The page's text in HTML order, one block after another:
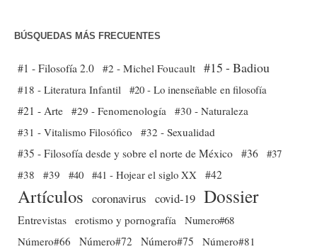
BÚSQUEDAS MÁS FRECUENTES
#1 - Filosofía 2.0 #2 - Michel Foucault #15 - Badiou
#18 - Literatura Infantil #20 - Lo inenseñable en filosofía
#21 - Arte #29 - Fenomenología
#30 - Naturaleza
#31 - Vitalismo Filosófico
#32 - Sexualidad
#35 - Filosofía desde y sobre el norte de México #36 #37
#38
#39 #40 #41 - Hojear el siglo XX #42
Artículos coronavirus covid-19 Dossier
Entrevistas erotismo y pornografía
Numero#68
Número#66
Número#72 Número#75
Número#81